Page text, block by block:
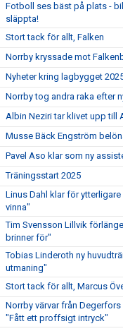
Fotboll ses bäst på plats -
släppta!
Stort tack för allt, Falken
Norrby kryssade mot
Nyheter kring lagbygget
Norrby tog andra raka efter
Albin Neziri tar klivet upp till
Musse Bäck Engström
Pavel Aso klar som ny
Träningsstart 2025
Linus Dahl klar för
vinna"
Tim Svensson Lillvik
brinner för"
Tobias Linderoth ny
utmaning"
Stort tack för allt, Marcus
Norrby värvar från
"Fått ett proffsigt intryck"